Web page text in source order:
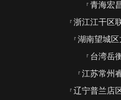
青海宏
浙江江干区
湖南望城区
台湾岳
江苏常州
辽宁普兰店